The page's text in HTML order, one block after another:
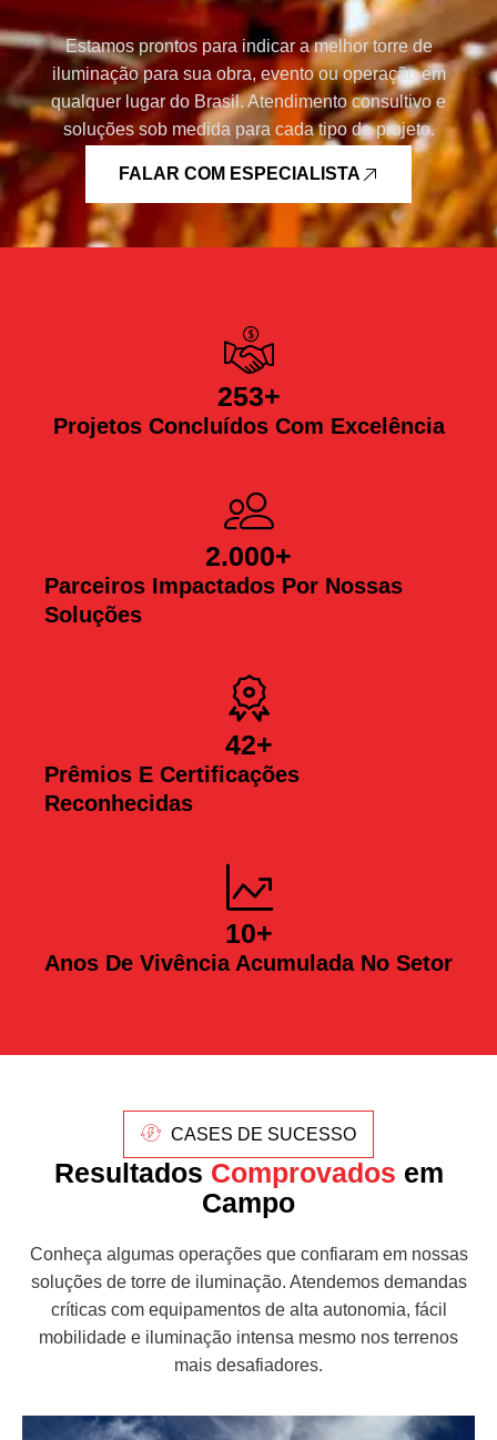
Estamos prontos para indicar a melhor torre de
iluminação para sua obra, evento ou operação em
qualquer lugar do Brasil. Atendimento consultivo e
soluções sob medida para cada tipo de projeto.
FALAR COM ESPECIALISTA
Projetos Concluídos Com Excelência
253+
Parceiros Impactados Por Nossas
Soluções
2.000+
Prêmios E Certificações
Reconhecidas
42+
Anos De Vivência Acumulada No Setor
10+
CASES DE SUCESSO
Resultados Comprovados em
Campo
Conheça algumas operações que confiaram em nossas
soluções de torre de iluminação. Atendemos demandas
críticas com equipamentos de alta autonomia, fácil
mobilidade e iluminação intensa mesmo nos terrenos
mais desafiadores.